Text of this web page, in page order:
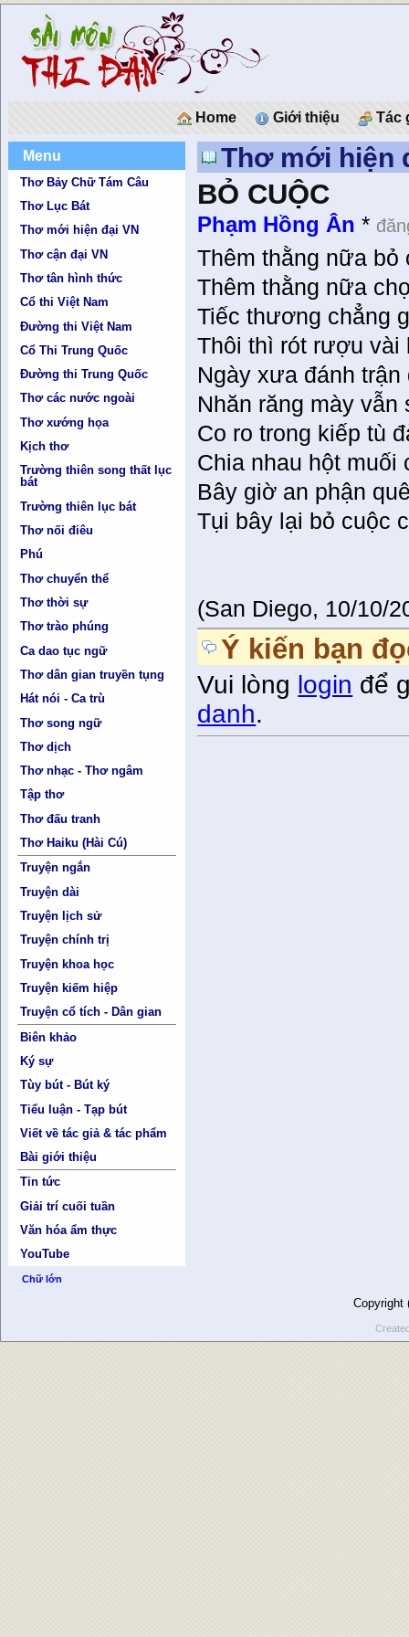
Home Giới thiệu Tác
Menu
Thơ Bảy Chữ Tám Câu
Thơ Lục Bát
Thơ mới hiện đại VN
Thơ cận đại VN
Thơ tân hình thức
Cổ thi Việt Nam
Đường thi Việt Nam
Cổ Thi Trung Quốc
Đường thi Trung Quốc
Thơ các nước ngoài
Thơ xướng họa
Kịch thơ
Trường thiên song thất lục
bát
Trường thiên lục bát
Thơ nối điêu
Phú
Thơ chuyển thể
Thơ thời sự
Thơ trào phúng
Ca dao tục ngữ
Thơ dân gian truyền tụng
Hát nói - Ca trù
Thơ song ngữ
Thơ dịch
Thơ nhạc - Thơ ngâm
Tập thơ
Thơ đấu tranh
Thơ Haiku (Hài Cú)
Truyện ngắn
Truyện dài
Truyện lịch sử
Truyện chính trị
Truyện khoa học
Truyện kiếm hiệp
Truyện cổ tích - Dân gian
Biên khảo
Ký sự
Tùy bút - Bút ký
Tiểu luận - Tạp bút
Viết về tác giả & tác phẩm
Bài giới thiệu
Tin tức
Giải trí cuối tuần
Văn hóa ẩm thực
YouTube
Chữ lớn
Thơ mới hiện
BỎ CUỘC
Phạm Hồng Ân *
Thêm thằng nữa bỏ
Thêm thằng nữa
Tiếc thương chẳng
Thôi thì rót rượu vài
Ngày xưa đánh trận
Nhăn răng mày vẫn
Co ro trong kiếp tù
Chia nhau hột
Bây giờ an phận
Tụi bây lại bỏ cuộc
(San Diego, 10/10/
Ý kiến bạn
Vui lòng login để
danh.
Copyright